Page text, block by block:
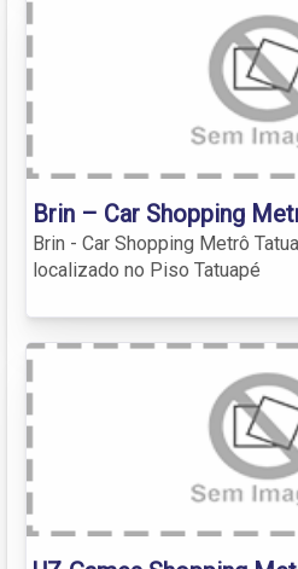
Brin – Car Shopping
Brin - Car Shopping Metrô
localizado no Piso Tatuapé